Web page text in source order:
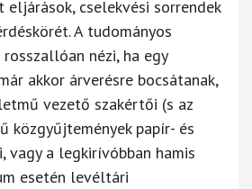
cselekvési sorrendek
A tudományos
nézi, ha egy
akkor árverésre bocsátanak,
vezető szakértői (s az
közgyűjtemények papír- és
vagy a legkirívóbban hamis
esetén levéltári